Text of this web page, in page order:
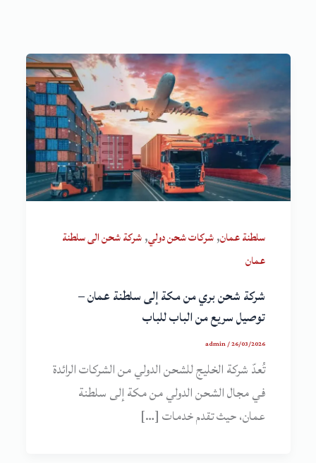
سلطنة عمان,شركات شحن دولي,شركة شحن الى سلطنة
عمان
شركة شحن بري من مكة إلى سلطنة عمان –
توصيل سريع من الباب للباب
admin/26/03/2026
تُعدّ شركة الخليج للشحن الدولي من الشركات الرائدة
في مجال الشحن الدولي من مكة إلى سلطنة
عمان، حيث تقدم خدمات […]